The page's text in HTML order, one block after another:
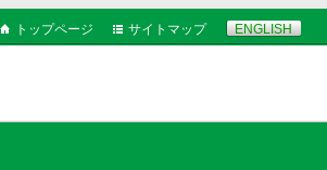
トップページ サイトマップ ENGLISH